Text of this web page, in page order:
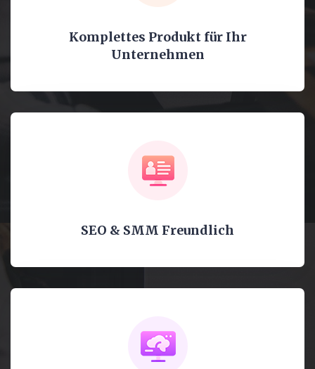
Komplettes Produkt für Ihr
Unternehmen
SEO & SMM Freundlich